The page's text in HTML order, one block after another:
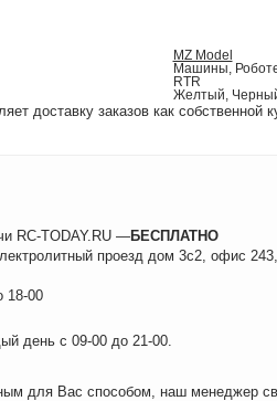
MZ Model
Машины,
RTR
Желтый,
доставку заказов как собственной
RC-TODAY.RU —БЕСПЛАТНО
проезд дом 3с2, офис
18-00
день с 09-00 до 21-00.
для Вас способом, наш менеджер